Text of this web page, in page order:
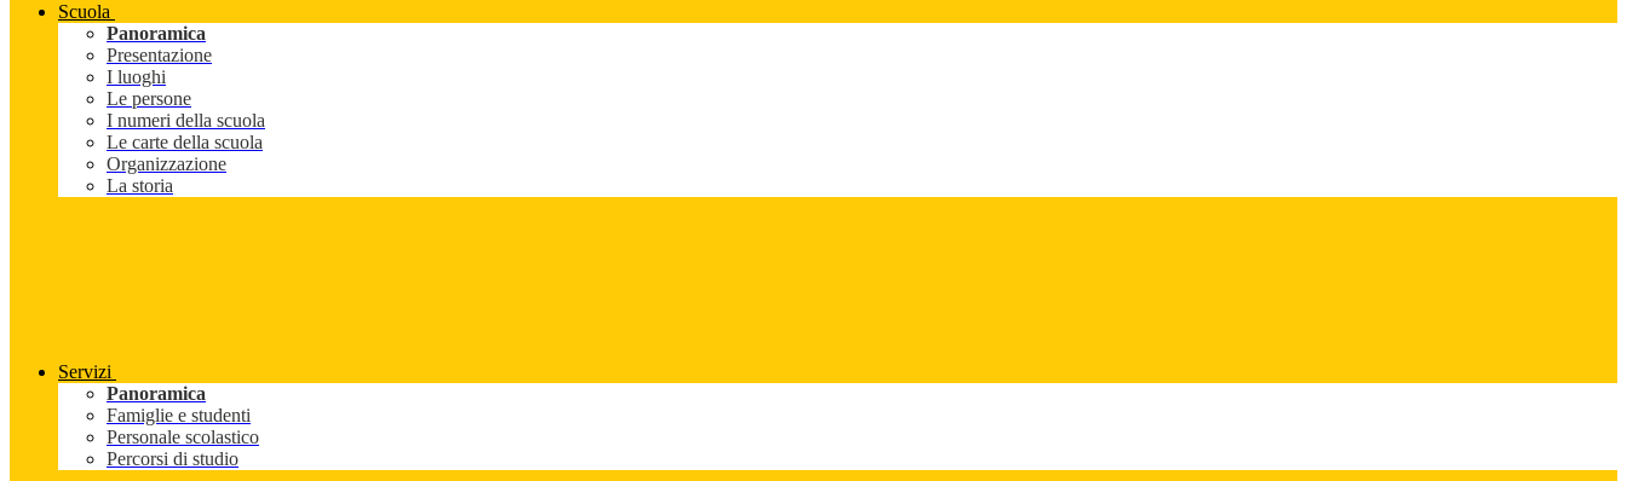
Scuola
Panoramica
Presentazione
I luoghi
Le persone
I numeri della scuola
Le carte della scuola
Organizzazione
La storia
Servizi
Panoramica
Famiglie e studenti
Personale scolastico
Percorsi di studio